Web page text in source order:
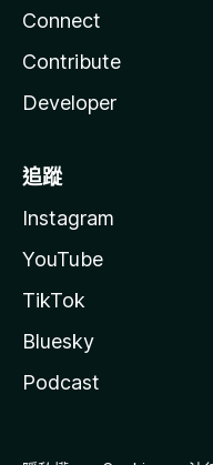
Connect
Contribute
Developer
追蹤
Instagram
YouTube
TikTok
Bluesky
Podcast